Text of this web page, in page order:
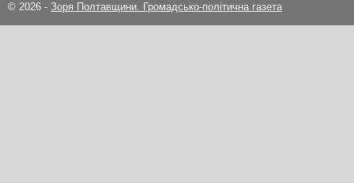
© 2026 - Зоря Полтавщини. Громадсько-політична газета